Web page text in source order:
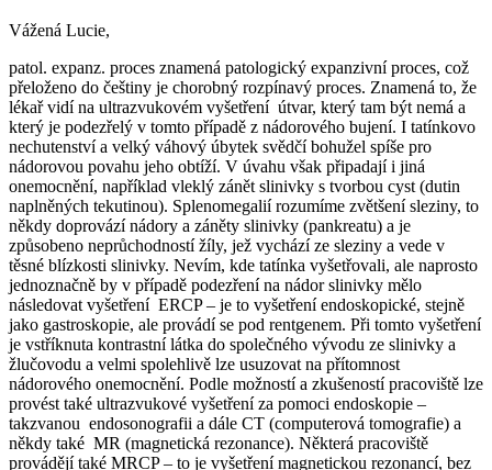
Vážená Lucie,
patol. expanz. proces znamená patologický expanzivní proces, což
přeloženo do češtiny je chorobný rozpínavý proces. Znamená to, že
lékař vidí na ultrazvukovém vyšetření útvar, který tam být nemá a
který je podezřelý v tomto případě z nádorového bujení. I tatínkovo
nechutenství a velký váhový úbytek svědčí bohužel spíše pro
nádorovou povahu jeho obtíží. V úvahu však připadají i jiná
onemocnění, například vleklý zánět slinivky s tvorbou cyst (dutin
naplněných tekutinou). Splenomegalií rozumíme zvětšení sleziny, to
někdy doprovází nádory a záněty slinivky (pankreatu) a je
způsobeno neprůchodností žíly, jež vychází ze sleziny a vede v
těsné blízkosti slinivky. Nevím, kde tatínka vyšetřovali, ale naprosto
jednoznačně by v případě podezření na nádor slinivky mělo
následovat vyšetření ERCP – je to vyšetření endoskopické, stejně
jako gastroskopie, ale provádí se pod rentgenem. Při tomto vyšetření
je vstříknuta kontrastní látka do společného vývodu ze slinivky a
žlučovodu a velmi spolehlivě lze usuzovat na přítomnost
nádorového onemocnění. Podle možností a zkušeností pracoviště lze
provést také ultrazvukové vyšetření za pomoci endoskopie –
takzvanou endosonografii a dále CT (computerová tomografie) a
někdy také MR (magnetická rezonance). Některá pracoviště
provádějí také MRCP – to je vyšetření magnetickou rezonancí, bez